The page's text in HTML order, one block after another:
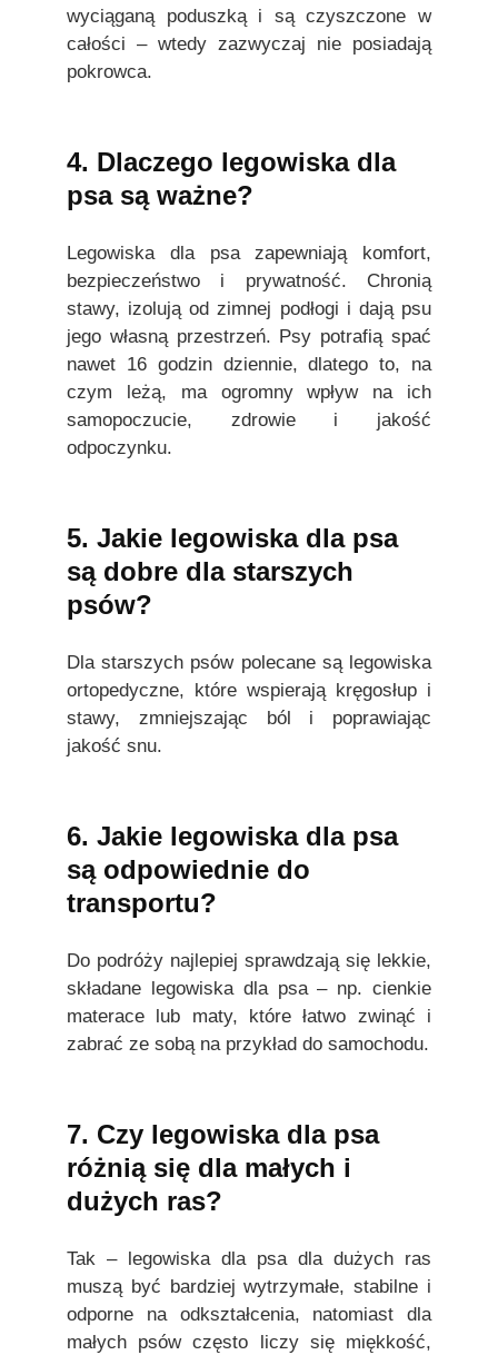
wyciąganą poduszką i są czyszczone w
całości – wtedy zazwyczaj nie posiadają
pokrowca.
4. Dlaczego legowiska dla
psa są ważne?
Legowiska dla psa zapewniają komfort,
bezpieczeństwo i prywatność. Chronią
stawy, izolują od zimnej podłogi i dają psu
jego własną przestrzeń. Psy potrafią spać
nawet 16 godzin dziennie, dlatego to, na
czym leżą, ma ogromny wpływ na ich
samopoczucie, zdrowie i jakość
odpoczynku.
5. Jakie legowiska dla psa
są dobre dla starszych
psów?
Dla starszych psów polecane są legowiska
ortopedyczne, które wspierają kręgosłup i
stawy, zmniejszając ból i poprawiając
jakość snu.
6. Jakie legowiska dla psa
są odpowiednie do
transportu?
Do podróży najlepiej sprawdzają się lekkie,
składane legowiska dla psa – np. cienkie
materace lub maty, które łatwo zwinąć i
zabrać ze sobą na przykład do samochodu.
7. Czy legowiska dla psa
różnią się dla małych i
dużych ras?
Tak – legowiska dla psa dla dużych ras
muszą być bardziej wytrzymałe, stabilne i
odporne na odkształcenia, natomiast dla
małych psów często liczy się miękkość,